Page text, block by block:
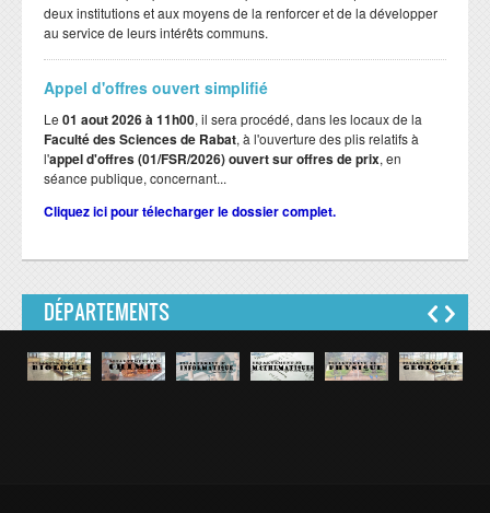
deux institutions et aux moyens de la renforcer et de la développer
au service de leurs intérêts communs.
Appel d'offres ouvert simplifié
Le 01 aout 2026 à 11h00, il sera procédé, dans les locaux de la
Faculté des Sciences de Rabat, à l'ouverture des plis relatifs à
l'appel d'offres (01/FSR/2026) ouvert sur offres de prix, en
séance publique, concernant...
Cliquez ici pour télecharger le dossier complet.
DÉPARTEMENTS